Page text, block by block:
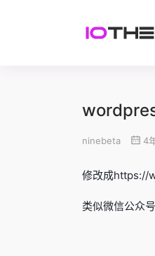
ninebeta 4
修改成https://
类似微信公众